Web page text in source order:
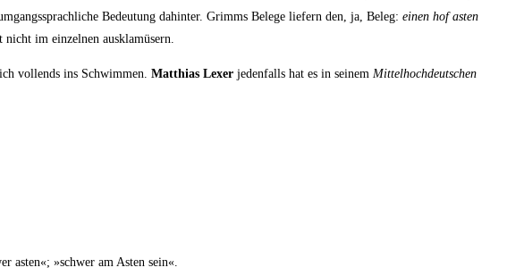
Bedeu­tung dahin­ter. Grimms Bele­ge lie­fern den, ja, Beleg: einen hof asten
nicht im ein­zel­nen ausklamüsern.
voll­ends ins Schwim­men. Mat­thi­as Lexer jeden­falls hat es in sei­nem Mit­tel­hoch­deut­schen
asten«; »schwer am Asten sein«.